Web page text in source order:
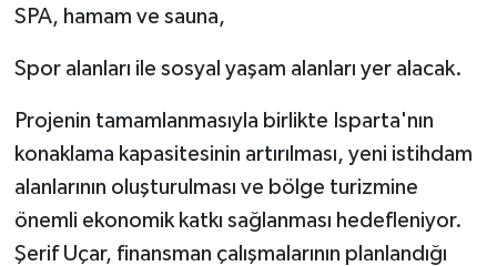
SPA, hamam ve sauna,
Spor alanları ile sosyal yaşam alanları yer alacak.
Projenin tamamlanmasıyla birlikte Isparta'nın
konaklama kapasitesinin artırılması, yeni istihdam
alanlarının oluşturulması ve bölge turizmine
önemli ekonomik katkı sağlanması hedefleniyor.
Şerif Uçar, finansman çalışmalarının planlandığı